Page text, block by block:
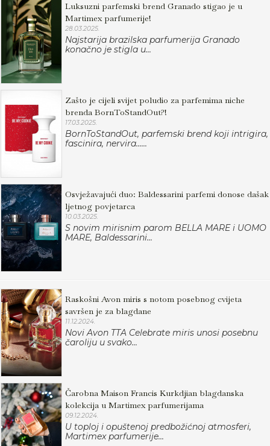
Luksuzni parfemski brend Granado stigao je u
Martimex parfumerije!
28.03.2025.
Najstarija brazilska parfumerija Granado
konačno je stigla u...
Zašto je cijeli svijet poludio za parfemima niche
brenda BornToStandOut?!
17.03.2025.
BornToStandOut, parfemski brend koji intrigira,
fascinira, nervira......
Osvježavajući duo: Baldessarini parfemi donose dašak
ljetnog povjetarca
10.03.2025.
S novim mirisnim parom BELLA MARE i UOMO
MARE, Baldessarini...
Raskošni Avon miris s notom posebnog cvijeta
savršen je za blagdane
11.12.2024.
Novi Avon TTA Celebrate miris unosi posebnu
čaroliju u svako...
Čarobna Maison Francis Kurkdjian blagdanska
kolekcija u Martimex parfumerijama
09.12.2024.
U toploj i opuštenoj predbožićnoj atmosferi,
Martimex parfumerije...